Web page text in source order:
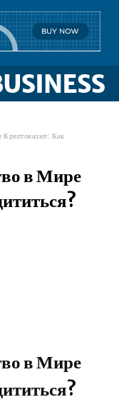
Как
в Мире
в Мире